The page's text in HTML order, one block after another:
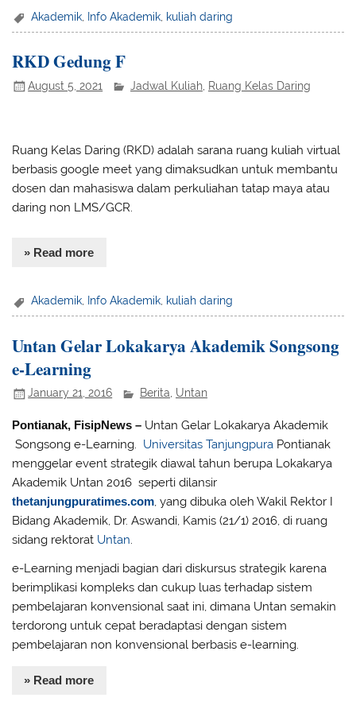
Akademik Info Akademik kuliah daring
RKD Gedung F
August 5, 2021 Jadwal Kuliah Ruang Kelas Daring
Ruang Kelas Daring (RKD) adalah sarana ruang kuliah virtual
berbasis google meet yang dimaksudkan untuk membantu
dosen dan mahasiswa dalam perkuliahan tatap maya atau
daring non LMS/GCR.
» Read more
Akademik, Info Akademik, kuliah daring
Untan Gelar Lokakarya Akademik Songsong
e-Learning
January 21, 2016 Berita, Untan
Pontianak, FisipNews – Untan Gelar Lokakarya Akademik
Songsong e-Learning. Universitas Tanjungpura Pontianak
menggelar event strategik diawal tahun berupa Lokakarya
Akademik Untan 2016 seperti dilansir
thetanjungpuratimes.com, yang dibuka oleh Wakil Rektor I
Bidang Akademik, Dr. Aswandi, Kamis (21/1) 2016, di ruang
sidang rektorat Untan.
e-Learning menjadi bagian dari diskursus strategik karena
berimplikasi kompleks dan cukup luas terhadap sistem
pembelajaran konvensional saat ini, dimana Untan semakin
terdorong untuk cepat beradaptasi dengan sistem
pembelajaran non konvensional berbasis e-learning.
» Read more